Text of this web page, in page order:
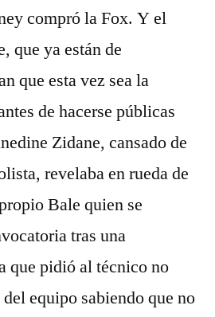
compró la Fox. Y el
que ya están de
que esta vez sea la
de hacerse públicas
Zidane, cansado de
revelaba en rueda de
Bale quien se
tras una
que pidió al técnico no
equipo sabiendo que no